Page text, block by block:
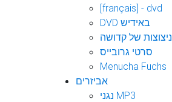
[français] - dvd
DVD באידיש
ניצוצות של קדושה
סרטי גרובייס
Menucha Fuchs
אביזרים
נגני MP3